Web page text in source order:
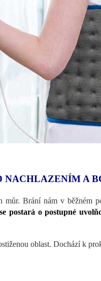
NACHLAZENÍM A
můr. Brání nám v běžném
postará o postupné
oblast. Dochází k